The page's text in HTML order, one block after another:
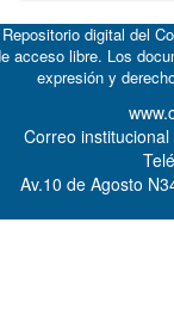
digital del
acceso libre. Los
expresión y
Correo
Av.10 de Agosto